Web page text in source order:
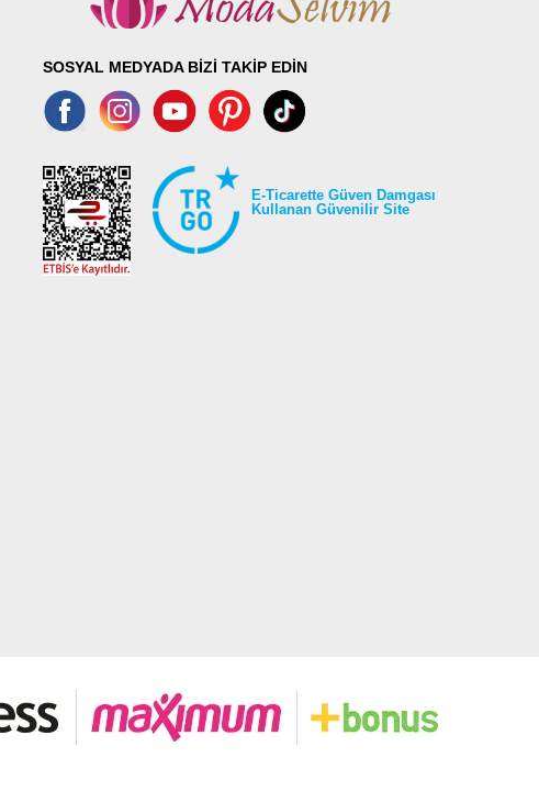
SOSYAL MEDYADA BİZİ TAKİP EDİN
E-Ticarette Güven Damgası
Kullanan Güvenilir Site